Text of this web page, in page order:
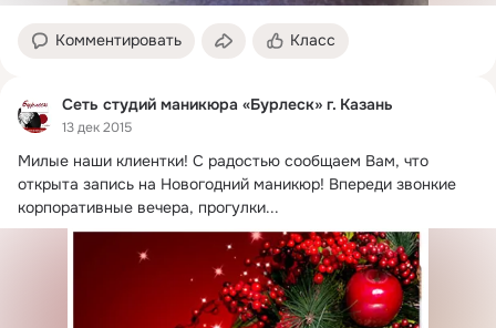
Комментировать Класс
Сеть студий маникюра «Бурлеск» г. Казань
13 дек 2015
Милые наши клиентки! С радостью сообщаем Вам, что
открыта запись на Новогодний маникюр! Впереди звонкие
корпоративные вечера, прогулки...